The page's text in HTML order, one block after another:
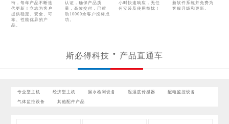
衔，每年产品不断迭
代更新！立志为客户
提供稳定、安全、可
靠、性能优异的产
品。
认证，确保产品质
量，高效交付，已帮
助10000余客户投标成
功。
小时快速响应，无任
何安装及使用烦忧！
新软件系统并免费为
客服升级和更新。
斯必得科技 产品直通车
专业型主机 经济型主机 漏水检测设备 温湿度传感器 配电监控设备
气体监控设备 其他配件产品